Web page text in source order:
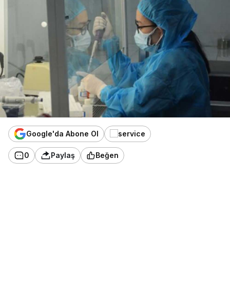
Google'da Abone Ol
0 Paylaş Beğen